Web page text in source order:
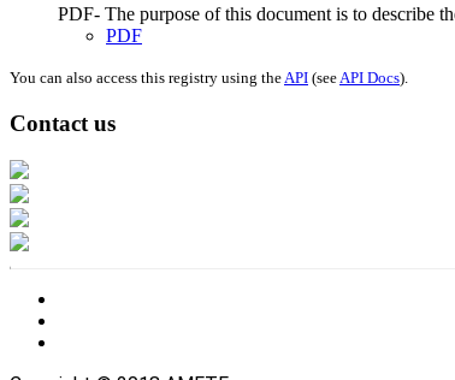
PDF- The purpose of this document is to describe
PDF
You can also access this registry using theAPI (seeAPI Docs).
Contact us